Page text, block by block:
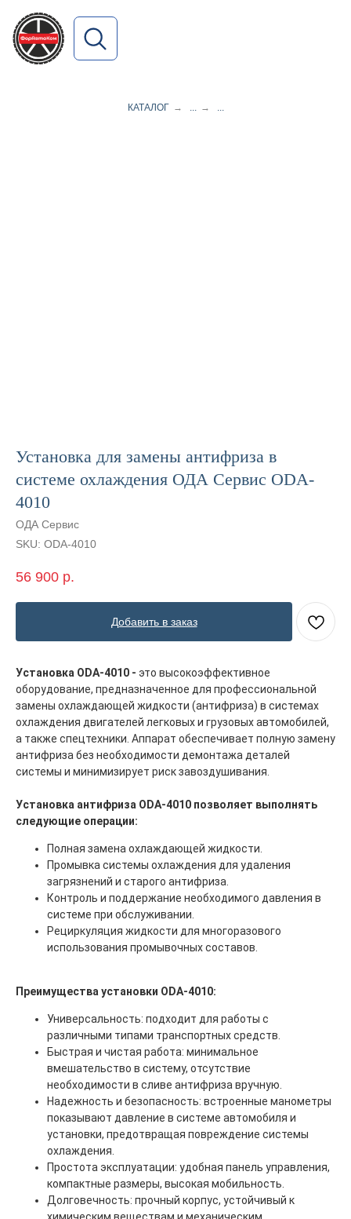
КАТАЛОГ → ... → ...
Установка для замены антифриза в
системе охлаждения ОДА Сервис ODA-
4010
ОДА Сервис
SKU: ODA-4010
56 900 р.
Добавить в заказ
Установка ODA-4010 - это высокоэффективное
оборудование, предназначенное для профессиональной
замены охлаждающей жидкости (антифриза) в системах
охлаждения двигателей легковых и грузовых автомобилей,
а также спецтехники. Аппарат обеспечивает полную замену
антифриза без необходимости демонтажа деталей
системы и минимизирует риск завоздушивания.
Установка антифриза ODA-4010 позволяет выполнять
следующие операции:
Полная замена охлаждающей жидкости.
Промывка системы охлаждения для удаления
загрязнений и старого антифриза.
Контроль и поддержание необходимого давления в
системе при обслуживании.
Рециркуляция жидкости для многоразового
использования промывочных составов.
Преимущества установки ODA-4010:
Универсальность: подходит для работы с
различными типами транспортных средств.
Быстрая и чистая работа: минимальное
вмешательство в систему, отсутствие
необходимости в сливе антифриза вручную.
Надежность и безопасность: встроенные манометры
показывают давление в системе автомобиля и
установки, предотвращая повреждение системы
охлаждения.
Простота эксплуатации: удобная панель управления,
компактные размеры, высокая мобильность.
Долговечность: прочный корпус, устойчивый к